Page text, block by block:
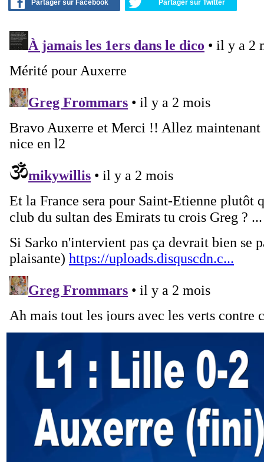
Partager sur Facebook Partager sur Twitter